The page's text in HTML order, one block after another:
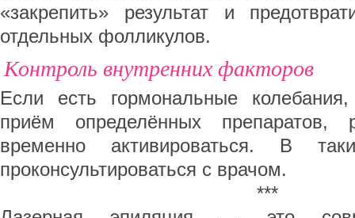
«закрепить» результат и
отдельных фолликулов.
Контроль внутренних факторов
Если есть гормональные
приём определённых препаратов,
временно активироваться. В
проконсультироваться с врачом.
***